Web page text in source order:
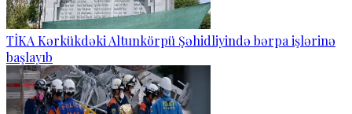
TİKA Kərkükdəki Altunkörpü Şəhidliyində bərpa işlərinə
başlayıb